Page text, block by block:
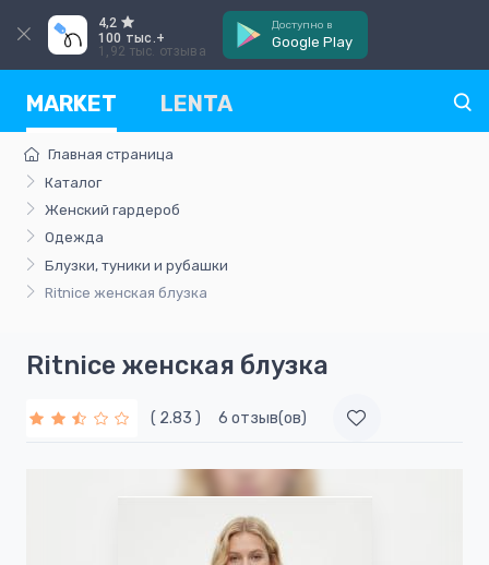
4,2
100 тыс.+
1,92 тыс. отзыва
Доступно в
Google Play
MARKET LENTA
Главная страница
Каталог
Женский гардероб
Одежда
Блузки, туники и рубашки
Ritnice женская блузка
Ritnice женская блузка
( 2.83 ) 6 отзыв(ов)